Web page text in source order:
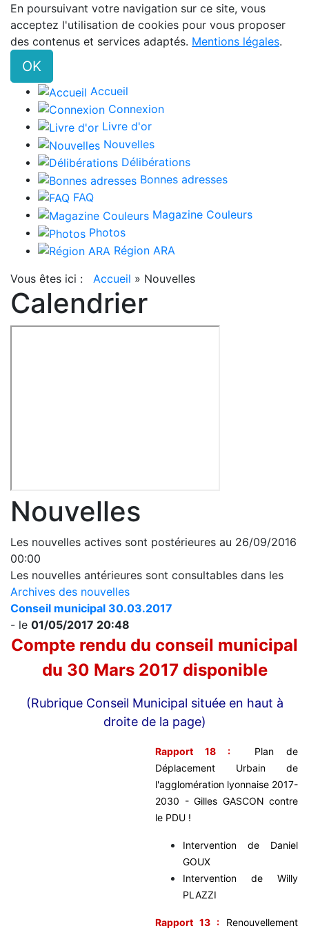
En poursuivant votre navigation sur ce site, vous
acceptez l'utilisation de cookies pour vous proposer
des contenus et services adaptés. Mentions légales.
OK
Accueil
Connexion
Livre d'or
Nouvelles
Délibérations
Bonnes adresses
FAQ
Magazine Couleurs
Photos
Région ARA
Vous êtes ici : Accueil » Nouvelles
Calendrier
Nouvelles
Les nouvelles actives sont postérieures au 26/09/2016
00:00
Les nouvelles antérieures sont consultables dans les
Archives des nouvelles
Conseil municipal 30.03.2017
- le 01/05/2017 20:48
Compte rendu du conseil municipal
du 30 Mars 2017 disponible
(Rubrique Conseil Municipal située en haut à
droite de la page)
Rapport 18 :
Plan de
Déplacement Urbain de
l'agglomération lyonnaise 2017-
2030 - Gilles GASCON contre
le PDU !
Intervention de Daniel
GOUX
Intervention de Willy
PLAZZI
Rapport 13 :
Renouvellement